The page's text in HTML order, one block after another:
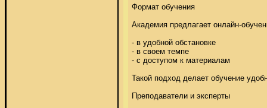
Формат обучения
Академия предлагает онлайн-
- в удобной обстановке
- в своем темпе
- с доступом к материалам
Такой подход делает обучение
Преподаватели и эксперты